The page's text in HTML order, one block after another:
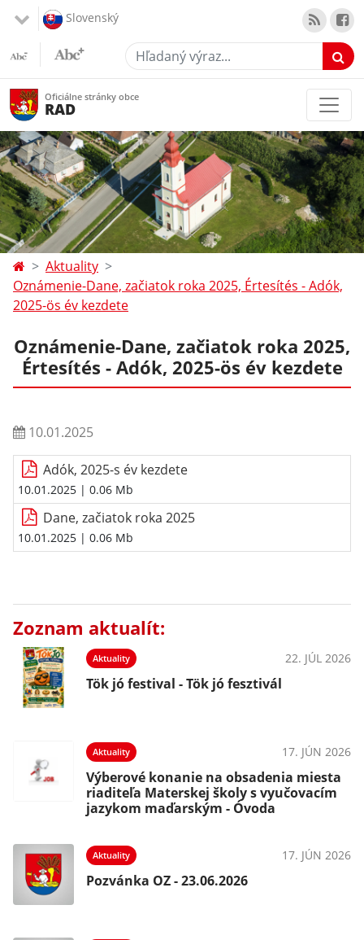
Slovenský
Hľadaný výraz...
Oficiálne stránky obce
RAD
Aktuality
Oznámenie-Dane, začiatok roka 2025, Értesítés - Adók,
2025-ös év kezdete
Oznámenie-Dane, začiatok roka 2025,
Értesítés - Adók, 2025-ös év kezdete
10.01.2025
Adók, 2025-s év kezdete
10.01.2025 | 0.06 Mb
Dane, začiatok roka 2025
10.01.2025 | 0.06 Mb
Zoznam aktualít:
Aktuality 22. JÚL 2026
Tök jó festival - Tök jó fesztivál
Aktuality 17. JÚN 2026
Výberové konanie na obsadenia miesta
riaditeľa Materskej školy s vyučovacím
jazykom maďarským - Óvoda
Aktuality 17. JÚN 2026
Pozvánka OZ - 23.06.2026